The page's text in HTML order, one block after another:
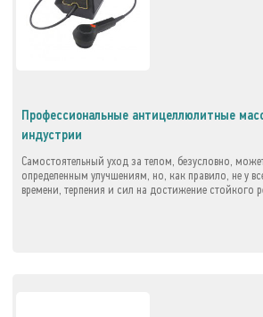
Профессиональные антицеллюлитные
индустрии
Самостоятельный уход за телом, безусловно,
определенным улучшениям, но, как правило, не у
времени, терпения и сил на достижение стойкого